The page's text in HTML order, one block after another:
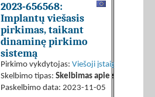
2023-656568:
Implantų viešasis
pirkimas, taikant
dinaminę pirkimo
sistemą
Pirkimo vykdytojas: Viešoji įstaiga CPO LT
Skelbimo tipas: Skelbimas apie sutarties
Paskelbimo data: 2023-11-05